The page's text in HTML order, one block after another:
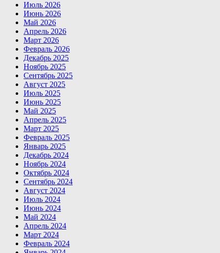
Июль 2026
Июнь 2026
Май 2026
Апрель 2026
Март 2026
Февраль 2026
Декабрь 2025
Ноябрь 2025
Сентябрь 2025
Август 2025
Июль 2025
Июнь 2025
Май 2025
Апрель 2025
Март 2025
Февраль 2025
Январь 2025
Декабрь 2024
Ноябрь 2024
Октябрь 2024
Сентябрь 2024
Август 2024
Июль 2024
Июнь 2024
Май 2024
Апрель 2024
Март 2024
Февраль 2024